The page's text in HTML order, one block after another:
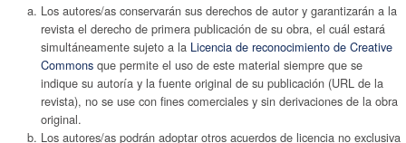
Los autores/as conservarán sus derechos de autor y garantizarán a la
revista el derecho de primera publicación de su obra, el cuál estará
simultáneamente sujeto a la Licencia de reconocimiento de Creative
Commonsque permite el uso de este material siempre que se
indique su autoría y la fuente original de su publicación (URL de la
revista), no se use con fines comerciales y sin derivaciones de la obra
original.
Los autores/as podrán adoptar otros acuerdos de licencia no exclusiva